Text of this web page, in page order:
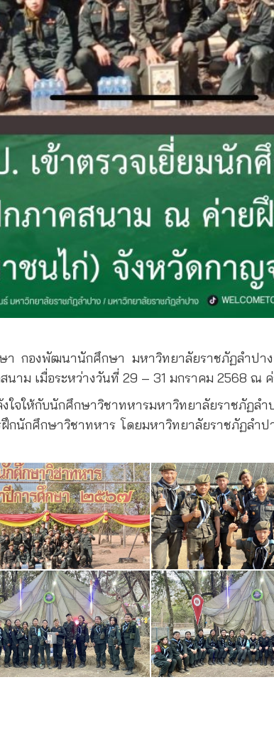
า กองพัฒนานักศึกษา มหาวิทยาลัยราชภัฏลำปา
นาม เมื่อระหว่างวันที่ 29 – 31 มกราคม 2568
ใจให้กับนักศึกษาวิชาทหารมหาวิทยาลัยราชภัฏ
กนักศึกษาวิชาทหาร โดยมหาวิทยาลัยราชภัฏลำ